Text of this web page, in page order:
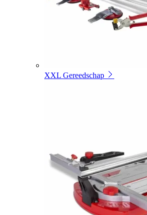
XXL Gereedschap